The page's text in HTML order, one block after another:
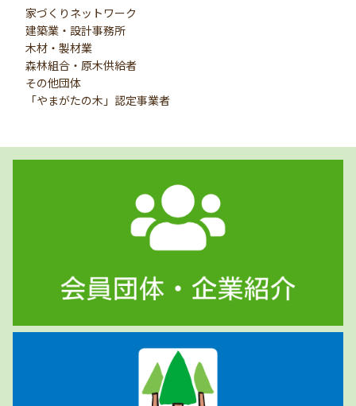
家づくりネットワーク
建築業・設計事務所
木材・製材業
森林組合・原木供給者
その他団体
「やまがたの木」認定事業者